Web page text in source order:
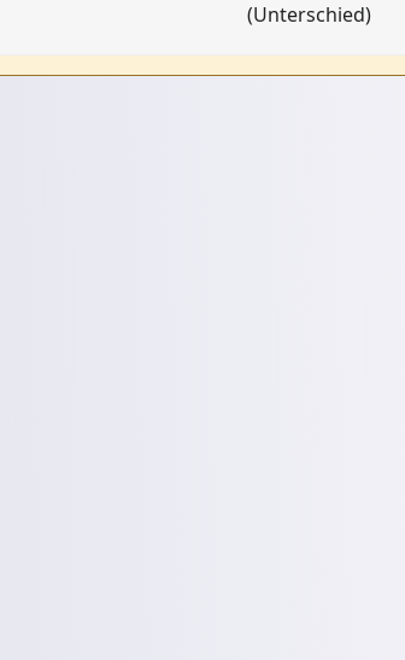
(Unterschied)